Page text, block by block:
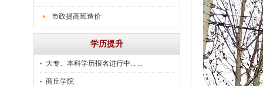
市政提高班造价
学历提升
大专、本科学历报名进行中... ...
商丘学院